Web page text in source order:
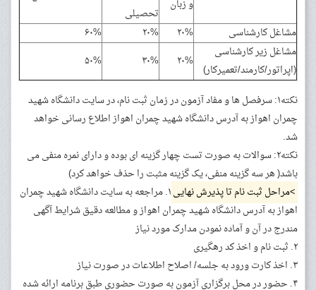
و زبان
تحصیلی
مشاغل کارشناسی
۲۰% ۲۰%
۶۰%
مشاغل زیر کارشناسی
(اپراتور/کارمند/تعمیرکار)
۲۰% ۳۰% ۵۰%
نکته۱: سرفصل ها و مفاد آزمون در زمان ثبت نام، در سایت دانشگاه شهید
چمران اهواز به آدرس دانشگاه شهید چمران اهواز اطلاع رسانی خواهد
شد.
نکته۲: سوالات به صورت تست چهار گزینه ای بوده و دارای نمره منفی می
باشد( هر سه گزینه منفی، یک گزینه مثبت را حذف خواهد کرد)
>مراحل ثبت نام تا پذیرش نهایی ۱. مراجعه به سایت دانشگاه شهید چمران
اهواز به آدرس دانشگاه شهید چمران اهواز و مطالعه دقیق شرایط آگهی
مندرج در آن و آماده نمودن مدارک مورد نیاز
۲. ثبت نام و اخذ کد رهگیری
۳. اخذ کارت ورود به جلسه/ اصلاح اطلاعات در صورت نیاز
۴. حضور در محل برگزاری آزمون به صورت حضوری طبق برنامه ارائه شده